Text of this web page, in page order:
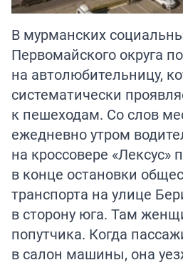
В мурманских
Первомайского округа
на автолюбительницу,
систематически
к пешеходам. Со слов
ежедневно утром
на кроссовере «Лексус»
в конце остановки
транспорта на улице
в сторону юга. Там
попутчика. Когда
в салон машины, она